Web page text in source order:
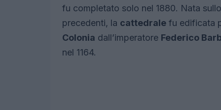
fu completato solo nel 1880. Nata
precedenti, la cattedrale fu edificata
Colonia dall’imperatore Federico
nel 1164.